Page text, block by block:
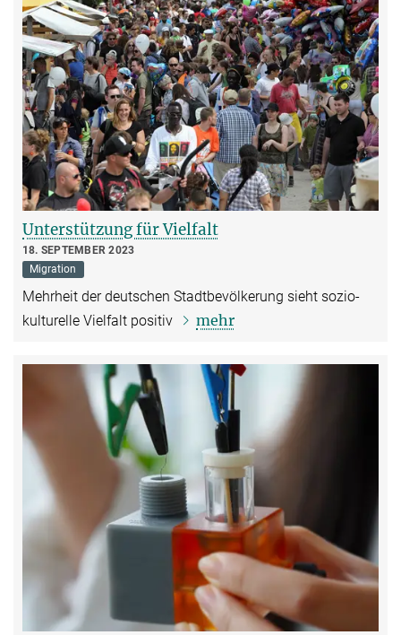
Unterstützung für Vielfalt
18. SEPTEMBER 2023
Migration
Mehrheit der deutschen Stadtbevölkerung sieht sozio-
kulturelle Vielfalt positiv
mehr